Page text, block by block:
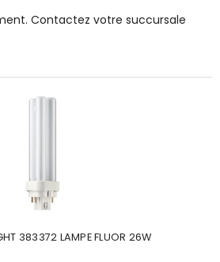
Contactez votre succursale
383372 LAMPE FLUOR 26W